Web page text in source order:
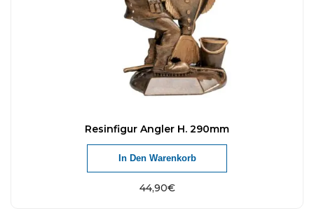
Resinfigur Angler H. 290mm
44,90€
In Den Warenkorb